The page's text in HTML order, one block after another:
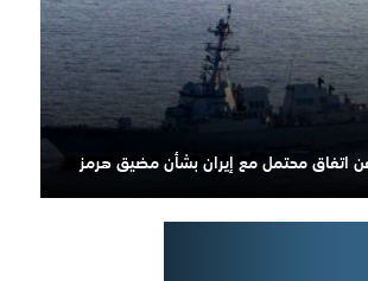
اتفاق محتمل مع إيران بشأن مضيق هرمز